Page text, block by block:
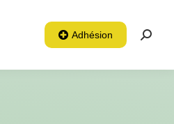
Adhésion